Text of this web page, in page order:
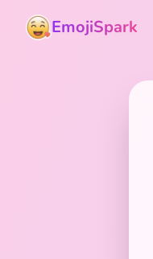
EmojiSpark